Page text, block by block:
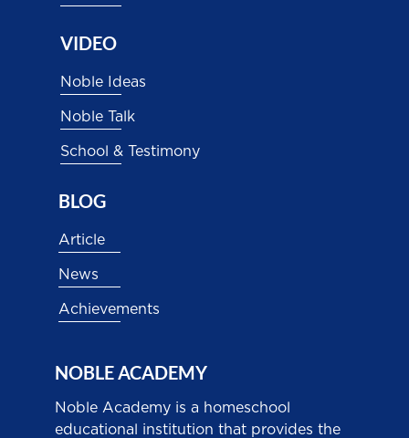
VIDEO
Noble Ideas
Noble Talk
School & Testimony
BLOG
Article
News
Achievements
NOBLE ACADEMY
Noble Academy is a homeschool
educational institution that provides the